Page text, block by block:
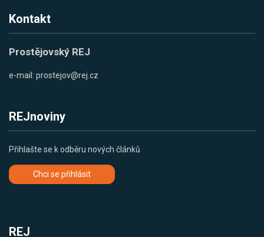
Kontakt
Prostějovský REJ
e-mail: prostejov@rej.cz
REJnoviny
Přihlašte se k odběru nových článků
Chci se přihlásit
REJ